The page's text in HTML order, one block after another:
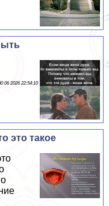
06 2026 22:54:10
это такое